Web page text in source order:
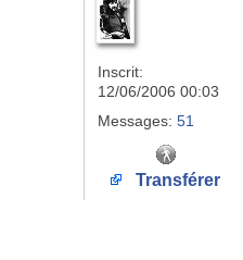
Inscrit:
12/06/2006 00:03
Messages: 51
Transférer